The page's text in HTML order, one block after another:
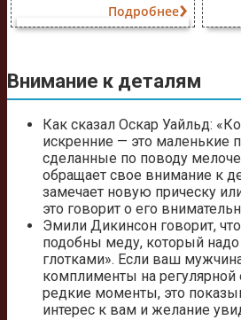
Подробнее
Внимание к деталям
Как сказал Оскар Уайльд:
искренние — это маленькие
сделанные по поводу
обращает свое внимание к
замечает новую прическу
это говорит о его
Эмили Дикинсон говорит,
подобны меду, который
глотками». Если ваш
комплименты на регулярной
редкие моменты, это
интерес к вам и желание